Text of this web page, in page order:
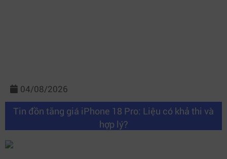
04/08/2026
Tin đồn tăng giá iPhone 18 Pro: Liệu có khả thi và
hợp lý?